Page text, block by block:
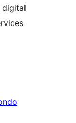
digital